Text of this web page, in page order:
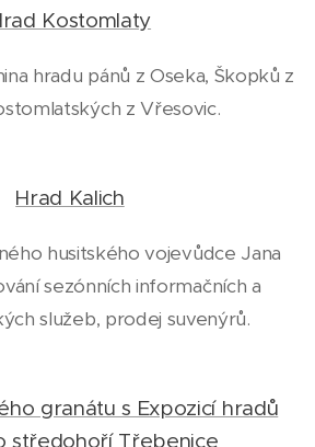
Kostomlaty
hradu pánů z Oseka, Škopků z
z Vřesovic.
Hrad Kalich
husitského vojevůdce Jana
sezónních informačních a
služeb, prodej suvenýrů.
granátu s Expozicí hradů
středohoří Třebenice